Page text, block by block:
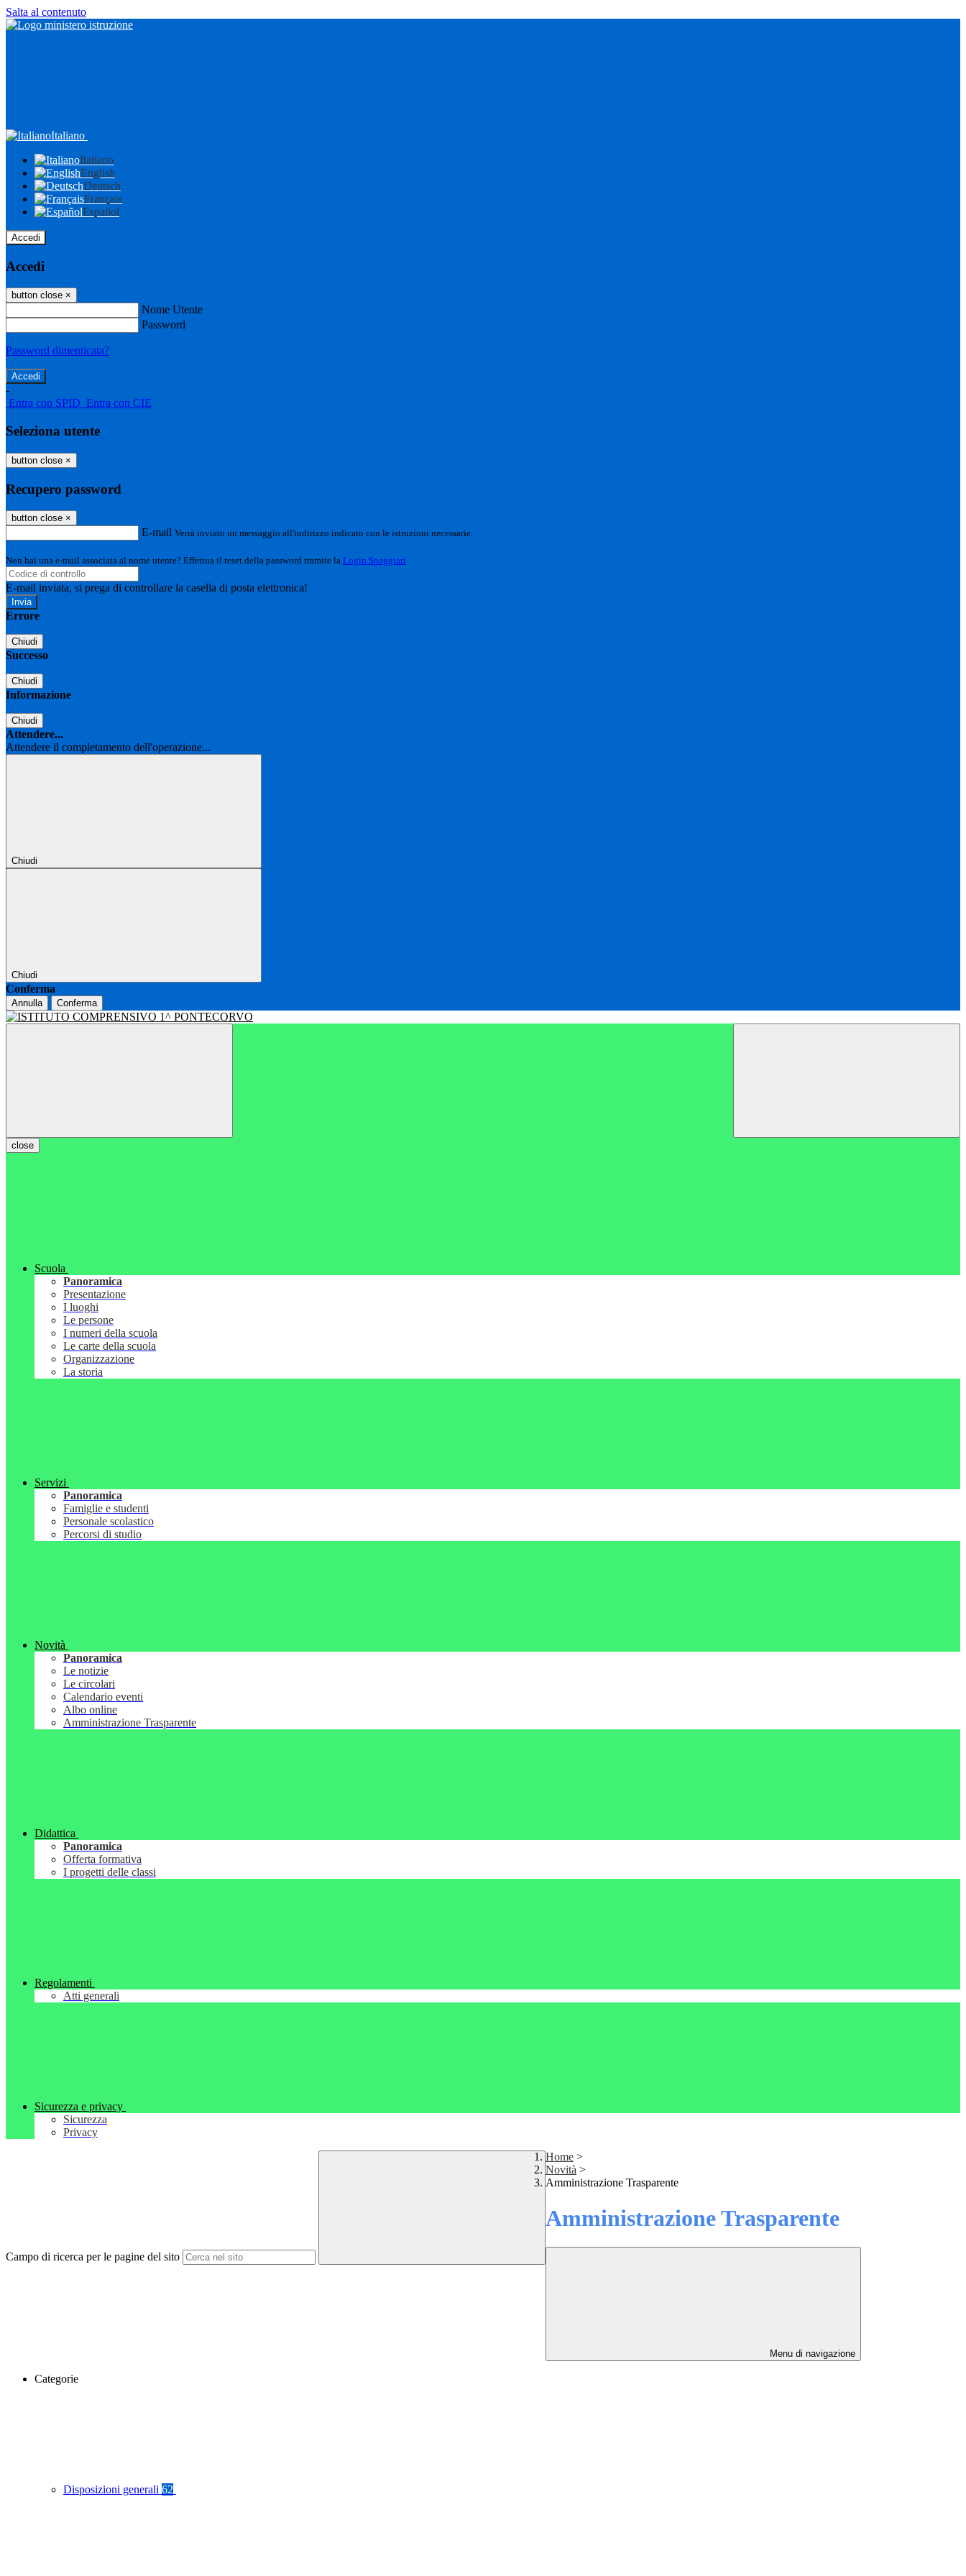
Salta al contenuto
Italiano
Italiano
English
Deutsch
Français
Español
Accedi
Accedi
button close ×
Nome Utente
Password
Password dimenticata?
-
Entra con SPID Entra con CIE
Seleziona utente
button close ×
Recupero password
button close ×
E-mail Verrà inviato un messaggio all'indirizzo indicato con le istruzioni necessarie.
Non hai una e-mail associata al nome utente? Effettua il reset della password tramite la Login Spaggiari
E-mail inviata, si prega di controllare la casella di posta elettronica!
Errore
Chiudi
Successo
Chiudi
Informazione
Chiudi
Attendere...
Attendere il completamento dell'operazione...
Chiudi
Chiudi
Conferma
Annulla Conferma
close
Scuola
Panoramica
Presentazione
I luoghi
Le persone
I numeri della scuola
Le carte della scuola
Organizzazione
La storia
Servizi
Panoramica
Famiglie e studenti
Personale scolastico
Percorsi di studio
Novità
Panoramica
Le notizie
Le circolari
Calendario eventi
Albo online
Amministrazione Trasparente
Didattica
Panoramica
Offerta formativa
I progetti delle classi
Regolamenti
Atti generali
Sicurezza e privacy
Sicurezza
Privacy
Campo di ricerca per le pagine del sito
Home >
Novità >
Amministrazione Trasparente
Amministrazione Trasparente
Menu di navigazione
Categorie
Disposizioni generali 62